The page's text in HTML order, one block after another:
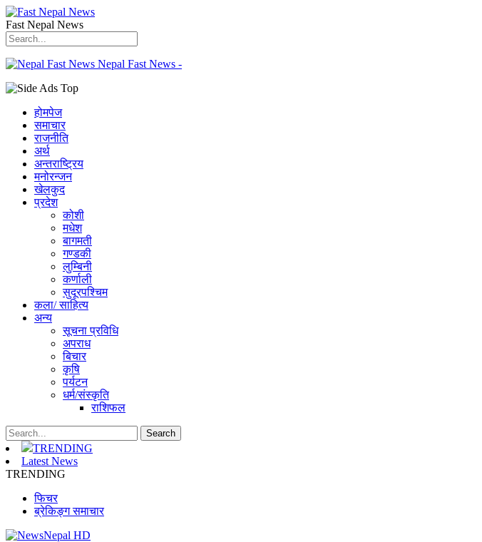
Fast Nepal News
Nepal Fast News -
होमपेज
समाचार
राजनीति
अर्थ
अन्तराष्ट्रिय
मनोरन्जन
खेलकुद
प्रदेश
कोशी
मधेश
बागमती
गण्डकी
लुम्बिनी
कर्णाली
सुदूरपश्चिम
कला/ साहित्य
अन्य
सूचना प्रविधि
अपराध
बिचार
कृषि
पर्यटन
धर्म/संस्कृति
राशिफल
TRENDING
Latest News
TRENDING
फिचर
ब्रेकिङ्ग समाचार